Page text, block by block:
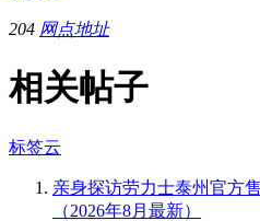
204 网点地址
相关帖子
标签云
亲身探访劳力士泰州官方
（2026年8月最新）